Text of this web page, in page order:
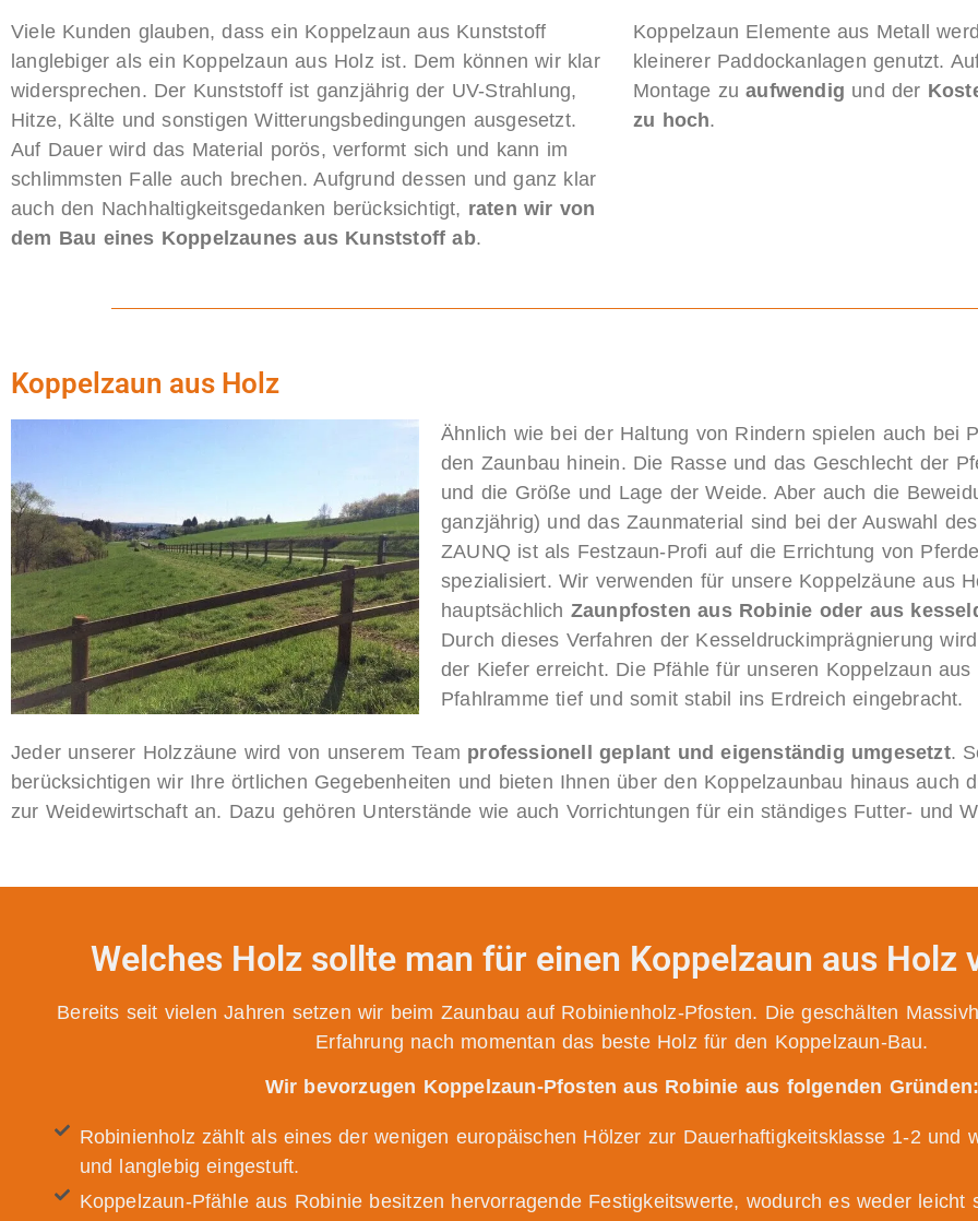
Viele Kunden glauben, dass ein Koppelzaun aus Kunststoff
langlebiger als ein Koppelzaun aus Holz ist. Dem können wir klar
widersprechen. Der Kunststoff ist ganzjährig der UV-Strahlung,
Hitze, Kälte und sonstigen Witterungsbedingungen ausgesetzt.
Auf Dauer wird das Material porös, verformt sich und kann im
schlimmsten Falle auch brechen. Aufgrund dessen und ganz klar
auch den Nachhaltigkeitsgedanken berücksichtigt, raten wir von
dem Bau eines Koppelzaunes aus Kunststoff ab.
Koppelzaun Elemente aus Metall
kleinerer Paddockanlagen genutzt.
Montage zuaufwendig und der
zu hoch.
Koppelzaun aus Holz
Ähnlich wie bei der Haltung von Rindern spielen auch bei
den Zaunbau hinein. Die Rasse und das Geschlecht der
und die Größe und Lage der Weide. Aber auch die
ganzjährig) und das Zaunmaterial sind bei der Auswahl
ZAUNQ ist als Festzaun-Profi auf die Errichtung von
spezialisiert. Wir verwenden für unsere Koppelzäune aus
hauptsächlich Zaunpfosten aus Robinie oder aus
Durch dieses Verfahren der Kesseldruckimprägnierung
der Kiefer erreicht. Die Pfähle für unseren Koppelzaun
Pfahlramme tief und somit stabil ins Erdreich eingebracht.
Jeder unserer Holzzäune wird von unserem Team professionell geplant und eigenständig umgesetzt.
berücksichtigen wir Ihre örtlichen Gegebenheiten und bieten Ihnen über den Koppelzaunbau hinaus auch
zur Weidewirtschaft an. Dazu gehören Unterstände wie auch Vorrichtungen für ein ständiges Futter- und
Welches Holz sollte man für einen Koppelzaun aus Holz
Bereits seit vielen Jahren setzen wir beim Zaunbau auf Robinienholz-Pfosten. Die geschälten
Erfahrung nach momentan das beste Holz für den Koppelzaun-Bau.
Wir bevorzugen Koppelzaun-Pfosten aus Robinie aus folgenden Gründen:
Robinienholz zählt als eines der wenigen europäischen Hölzer zur Dauerhaftigkeitsklasse 1-2 und
und langlebig eingestuft.
Koppelzaun-Pfähle aus Robinie besitzen hervorragende Festigkeitswerte, wodurch es weder leicht